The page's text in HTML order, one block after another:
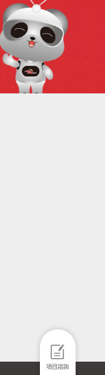
項目諮詢